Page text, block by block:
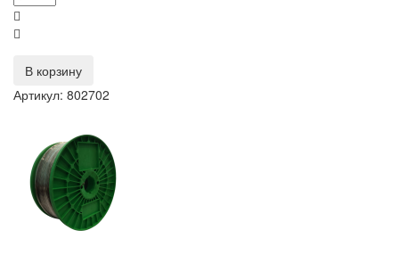
В корзину
Артикул: 802702